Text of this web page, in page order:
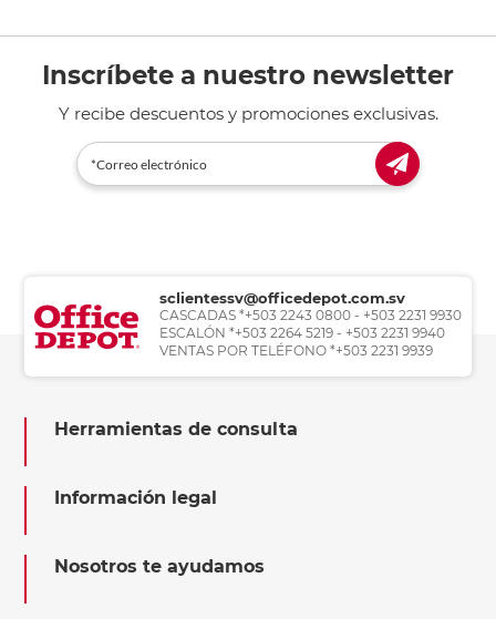
Inscríbete a nuestro newsletter
Y recibe descuentos y promociones exclusivas.
sclientessv@officedepot.com.sv
CASCADAS *+503 2243 0800 - +503 2231 9930
ESCALÓN *+503 2264 5219 - +503 2231 9940
VENTAS POR TELÉFONO *+503 2231 9939
Herramientas de consulta
Información legal
Nosotros te ayudamos